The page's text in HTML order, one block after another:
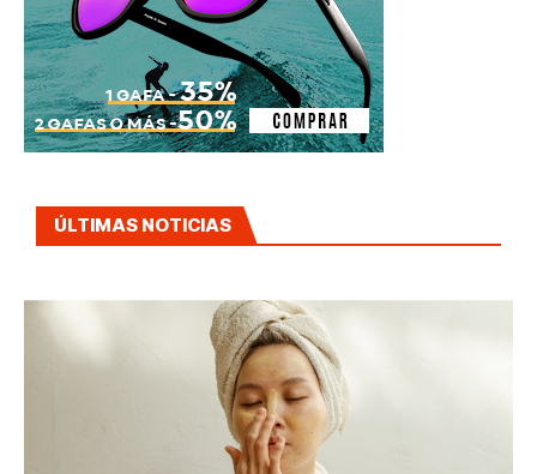
ÚLTIMAS NOTICIAS